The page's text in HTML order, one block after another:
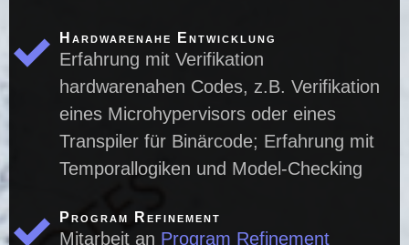
Hardwarenahe Entwicklung
Erfahrung mit Verifikation
hardwarenahen Codes, z.B. Verifikation
eines Microhypervisors oder eines
Transpiler für Binärcode; Erfahrung mit
Temporallogiken und Model-Checking
Program Refinement
Mitarbeit an Program Refinement